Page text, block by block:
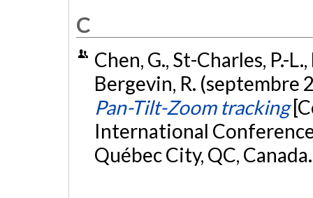
C
Chen, G., St-Charles, P.-
Bergevin, R. (septembre
Pan-Tilt-Zoom tracking
International
Québec City, QC,